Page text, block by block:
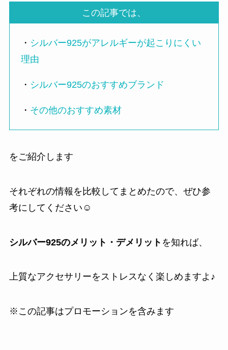
この記事では、
・ シルバー925がアレルギーが起こりにくい
理由
・ シルバー925のおすすめブランド
・ その他のおすすめ素材
をご紹介します
それぞれの情報を比較してまとめたので、ぜひ参
考にしてください☺️
シルバー925のメリット・デメリット を知れば、
上質なアクセサリーをストレスなく楽しめますよ♪
※この記事はプロモーションを含みます